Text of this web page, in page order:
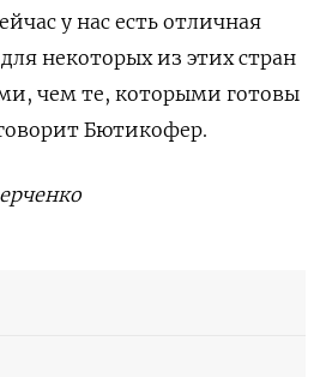
у нас есть отличная
некоторых из этих стран
чем те, которыми готовы
Бютикофер.